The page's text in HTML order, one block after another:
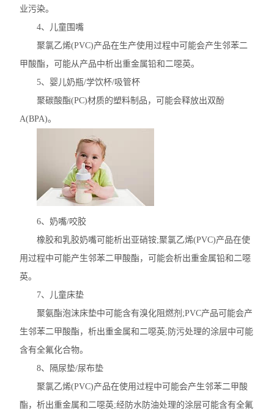
口罩设备
光谱仪
气质联用仪
业污染。
4、儿童围嘴
聚氯乙烯(PVC)产品在生产使用过程中可能会产生邻苯二
甲酸酯，可能从产品中析出重金属铅和二噁英。
5、婴儿奶瓶/学饮杯/吸管杯
聚碳酸酯(PC)材质的塑料制品，可能会释放出双酚
A(BPA)。
6、奶嘴/咬胶
橡胶和乳胶奶嘴可能析出亚硝铵;聚氯乙烯(PVC)产品在使
用过程中可能产生邻苯二甲酸酯，可能会析出重金属铅和二噁
英。
7、儿童床垫
聚氨酯泡沫床垫中可能含有溴化阻燃剂;PVC产品可能会产
生邻苯二甲酸酯，析出重金属和二噁英;防污处理的涂层中可能
含有全氟化合物。
8、隔尿垫/尿布垫
聚氯乙烯(PVC)产品在使用过程中可能会产生邻苯二甲酸
酯，析出重金属和二噁英;经防水防油处理的涂层可能含有全氟